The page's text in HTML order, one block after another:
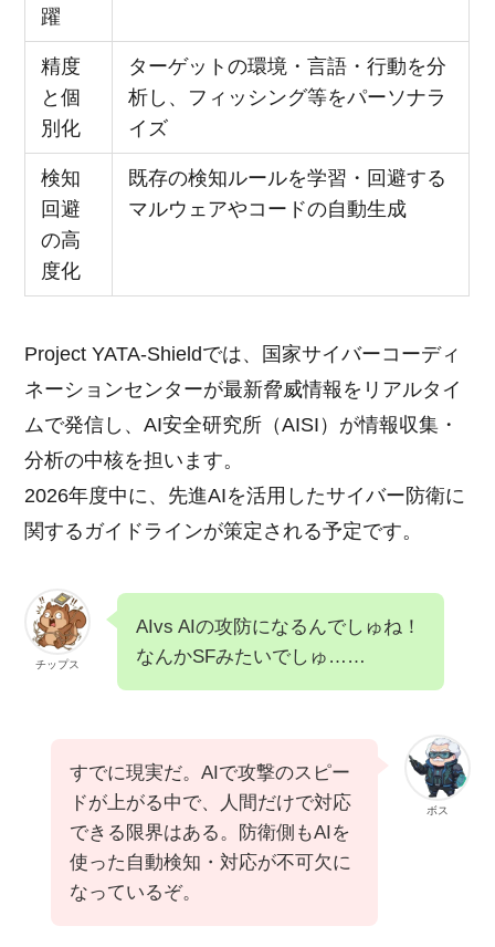
躍
精度
と個
別化
ターゲットの環境・言語・行動を分
析し、フィッシング等をパーソナラ
イズ
検知
回避
の高
度化
既存の検知ルールを学習・回避する
マルウェアやコードの自動生成
Project YATA-Shieldでは、国家サイバーコーディ
ネーションセンターが最新脅威情報をリアルタイ
ムで発信し、AI安全研究所（AISI）が情報収集・
分析の中核を担います。
2026年度中に、先進AIを活用したサイバー防衛に
関するガイドラインが策定される予定です。
チップス
AIvs AIの攻防になるんでしゅね！
なんかSFみたいでしゅ……
ボス
すでに現実だ。AIで攻撃のスピー
ドが上がる中で、人間だけで対応
できる限界はある。防衛側もAIを
使った自動検知・対応が不可欠に
なっているぞ。